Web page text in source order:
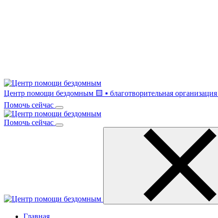
Центр помощи бездомным 🟨 ▪ благотворительная
Помочь сейчас
Помочь сейчас
Главная